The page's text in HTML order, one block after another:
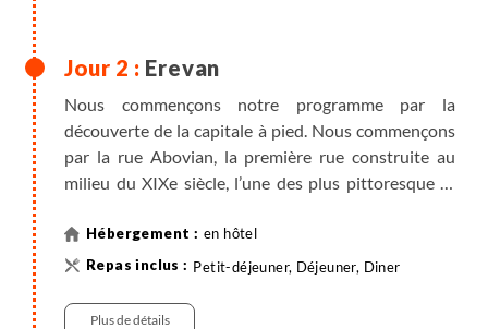
Erevan
Nous commençons notre programme par la
découverte de la capitale à pied. Nous commençons
par la rue Abovian, la première rue construite au
milieu du XIXe siècle, l’une des plus pittoresque et
balcons. Nous continuons avec l’élégante place
Aznavour, l’un des pôles culturels de la cité et la
Matenadaran, l’un des plus riches musées
en hôtel
Petit-déjeuner, Déjeuner, Diner
Plus de détails